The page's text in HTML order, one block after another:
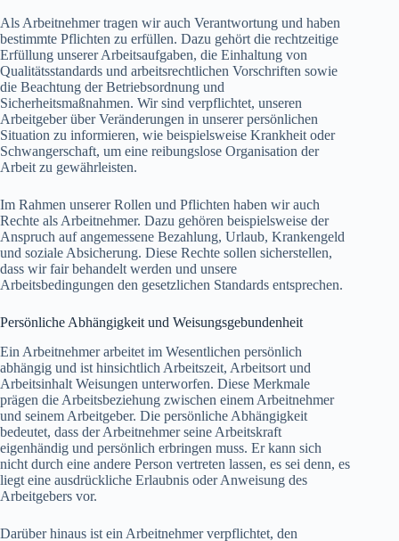
Als Arbeitnehmer tragen wir auch Verantwortung und haben
bestimmte Pflichten zu erfüllen. Dazu gehört die rechtzeitige
Erfüllung unserer Arbeitsaufgaben, die Einhaltung von
Qualitätsstandards und arbeitsrechtlichen Vorschriften sowie
die Beachtung der Betriebsordnung und
Sicherheitsmaßnahmen. Wir sind verpflichtet, unseren
Arbeitgeber über Veränderungen in unserer persönlichen
Situation zu informieren, wie beispielsweise Krankheit oder
Schwangerschaft, um eine reibungslose Organisation der
Arbeit zu gewährleisten.
Im Rahmen unserer Rollen und Pflichten haben wir auch
Rechte als Arbeitnehmer. Dazu gehören beispielsweise der
Anspruch auf angemessene Bezahlung, Urlaub, Krankengeld
und soziale Absicherung. Diese Rechte sollen sicherstellen,
dass wir fair behandelt werden und unsere
Arbeitsbedingungen den gesetzlichen Standards entsprechen.
Persönliche Abhängigkeit und Weisungsgebundenheit
Ein Arbeitnehmer arbeitet im Wesentlichen persönlich
abhängig und ist hinsichtlich Arbeitszeit, Arbeitsort und
Arbeitsinhalt Weisungen unterworfen. Diese Merkmale
prägen die Arbeitsbeziehung zwischen einem Arbeitnehmer
und seinem Arbeitgeber. Die persönliche Abhängigkeit
bedeutet, dass der Arbeitnehmer seine Arbeitskraft
eigenhändig und persönlich erbringen muss. Er kann sich
nicht durch eine andere Person vertreten lassen, es sei denn, es
liegt eine ausdrückliche Erlaubnis oder Anweisung des
Arbeitgebers vor.
Darüber hinaus ist ein Arbeitnehmer verpflichtet, den